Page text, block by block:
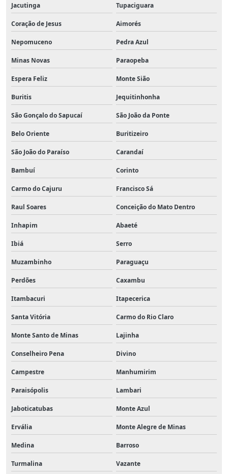
Jacutinga Tupaciguara
Coração de Jesus Aimorés
Nepomuceno Pedra Azul
Minas Novas Paraopeba
Espera Feliz Monte Sião
Buritis Jequitinhonha
São Gonçalo do Sapucaí São João da Ponte
Belo Oriente Buritizeiro
São João do Paraíso Carandaí
Bambuí Corinto
Carmo do Cajuru Francisco Sá
Raul Soares Conceição do Mato Dentro
Inhapim Abaeté
Ibiá Serro
Muzambinho Paraguaçu
Perdões Caxambu
Itambacuri Itapecerica
Santa Vitória Carmo do Rio Claro
Monte Santo de Minas Lajinha
Conselheiro Pena Divino
Campestre Manhumirim
Paraisópolis Lambari
Jaboticatubas Monte Azul
Ervália Monte Alegre de Minas
Medina Barroso
Turmalina Vazante